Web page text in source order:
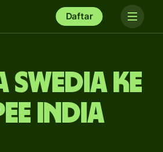
Daftar
ke
India